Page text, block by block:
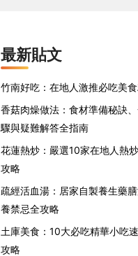
最新貼文
竹南好吃：在地人激推必吃美
香菇肉燥做法：食材準備秘訣
驟與疑難解答全指南
花蓮熱炒：嚴選10家在地人熱
攻略
疏經活血湯：居家自製養生藥
養禁忌全攻略
土庫美食：10大必吃精華小吃
攻略